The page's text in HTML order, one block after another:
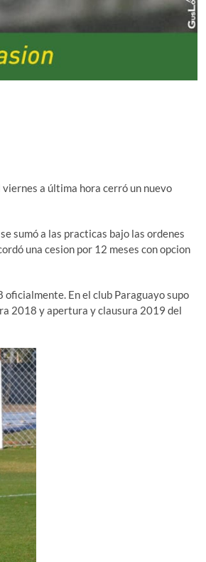
a última hora cerró un nuevo
sumó a las practicas bajo las ordenes
una cesion por 12 meses con opcion
En el club Paraguayo supo
2018 y apertura y clausura 2019 del